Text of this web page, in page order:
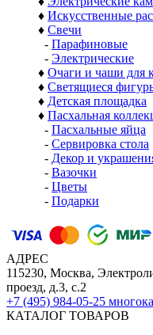
♦ Искусственные
♦ Свечи
- Парафиновые
- Электрические
♦ Очаги и чаши для
♦ Светящиеся
♦ Детская площадка
♦ Пасхальная
- Пасхальные яйца
- Сервировка стола
- Декор и
- Вазочки
- Цветы
- Подарки
АДРЕС
115230, Москва,
проезд, д.3, с.2
+7 (495) 984-05-25
КАТАЛОГ ТОВАРОВ